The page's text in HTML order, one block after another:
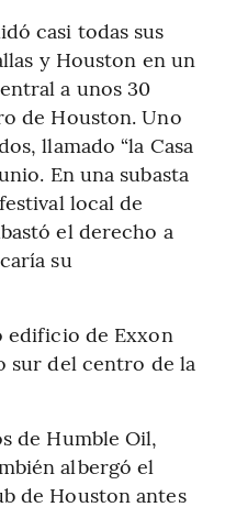
casi todas sus
y Houston en un
a unos 30
de Houston. Uno
llamado “la Casa
En una subasta
local de
el derecho a
su
edificio de Exxon
sur del centro de la
de Humble Oil,
albergó el
de Houston antes